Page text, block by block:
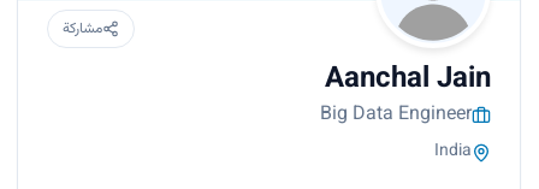
مشاركة
Aanchal Jain
Big Data Engineer
India